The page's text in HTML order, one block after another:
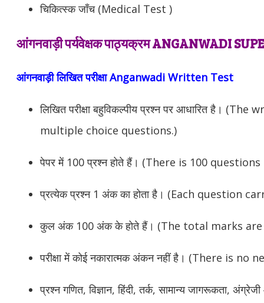
चिकित्स्क जाँच (Medical Test )
आंगनवाड़ी पर्यवेक्षक पाठ्यक्रम ANGANWADI
आंगनवाड़ी लिखित परीक्षा Anganwadi Written Test
लिखित परीक्षा बहुविकल्पीय प्रश्न पर आधारित है।
multiple choice questions.)
पेपर में 100 प्रश्न होते हैं। (There is 100
प्रत्येक प्रश्न 1 अंक का होता है। (Each question
कुल अंक 100 अंक के होते हैं। (The total marks
परीक्षा में कोई नकारात्मक अंकन नहीं है। (There is
प्रश्न गणित, विज्ञान, हिंदी, तर्क, सामान्य जागरूकता,